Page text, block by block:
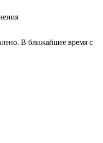
В ближайшее время с